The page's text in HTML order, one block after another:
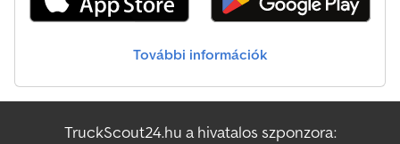
További információk
TruckScout24.hu a hivatalos szponzora: